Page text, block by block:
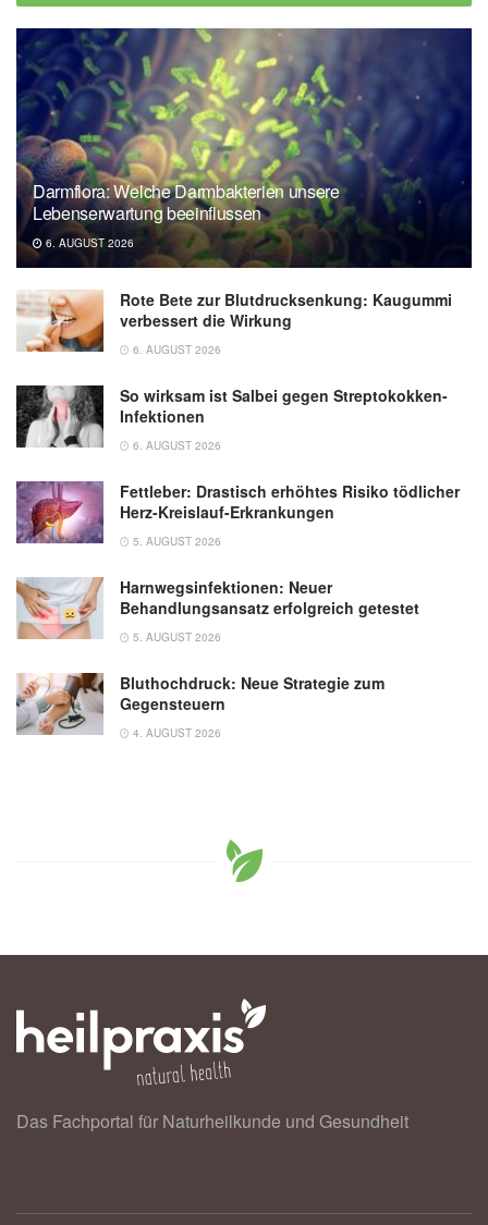
Darmflora: Welche Darmbakterien unsere
Lebenserwartung beeinflussen
6. AUGUST 2026
Rote Bete zur Blutdrucksenkung: Kaugummi
verbessert die Wirkung
6. AUGUST 2026
So wirksam ist Salbei gegen Streptokokken-
Infektionen
6. AUGUST 2026
Fettleber: Drastisch erhöhtes Risiko tödlicher
Herz-Kreislauf-Erkrankungen
5. AUGUST 2026
Harnwegsinfektionen: Neuer
Behandlungsansatz erfolgreich getestet
5. AUGUST 2026
Bluthochdruck: Neue Strategie zum
Gegensteuern
4. AUGUST 2026
Das Fachportal für Naturheilkunde und Gesundheit